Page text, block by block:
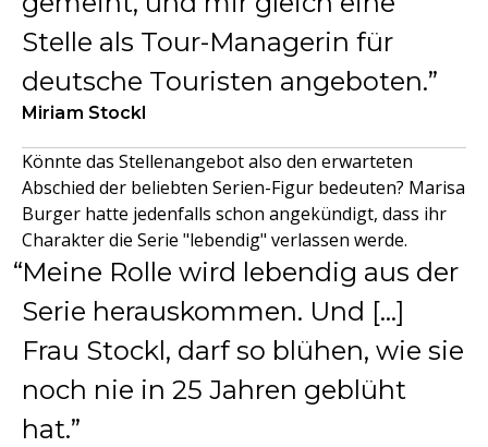
Stelle als Tour-Managerin für
deutsche Touristen angeboten.
Miriam Stockl
Könnte das Stellenangebot also den erwarteten
Abschied der beliebten Serien-Figur bedeuten? Marisa
Burger hatte jedenfalls schon angekündigt, dass ihr
Charakter die Serie "lebendig" verlassen werde.
Meine Rolle wird lebendig aus der
Serie herauskommen. Und [...]
Frau Stockl, darf so blühen, wie sie
noch nie in 25 Jahren geblüht
hat.